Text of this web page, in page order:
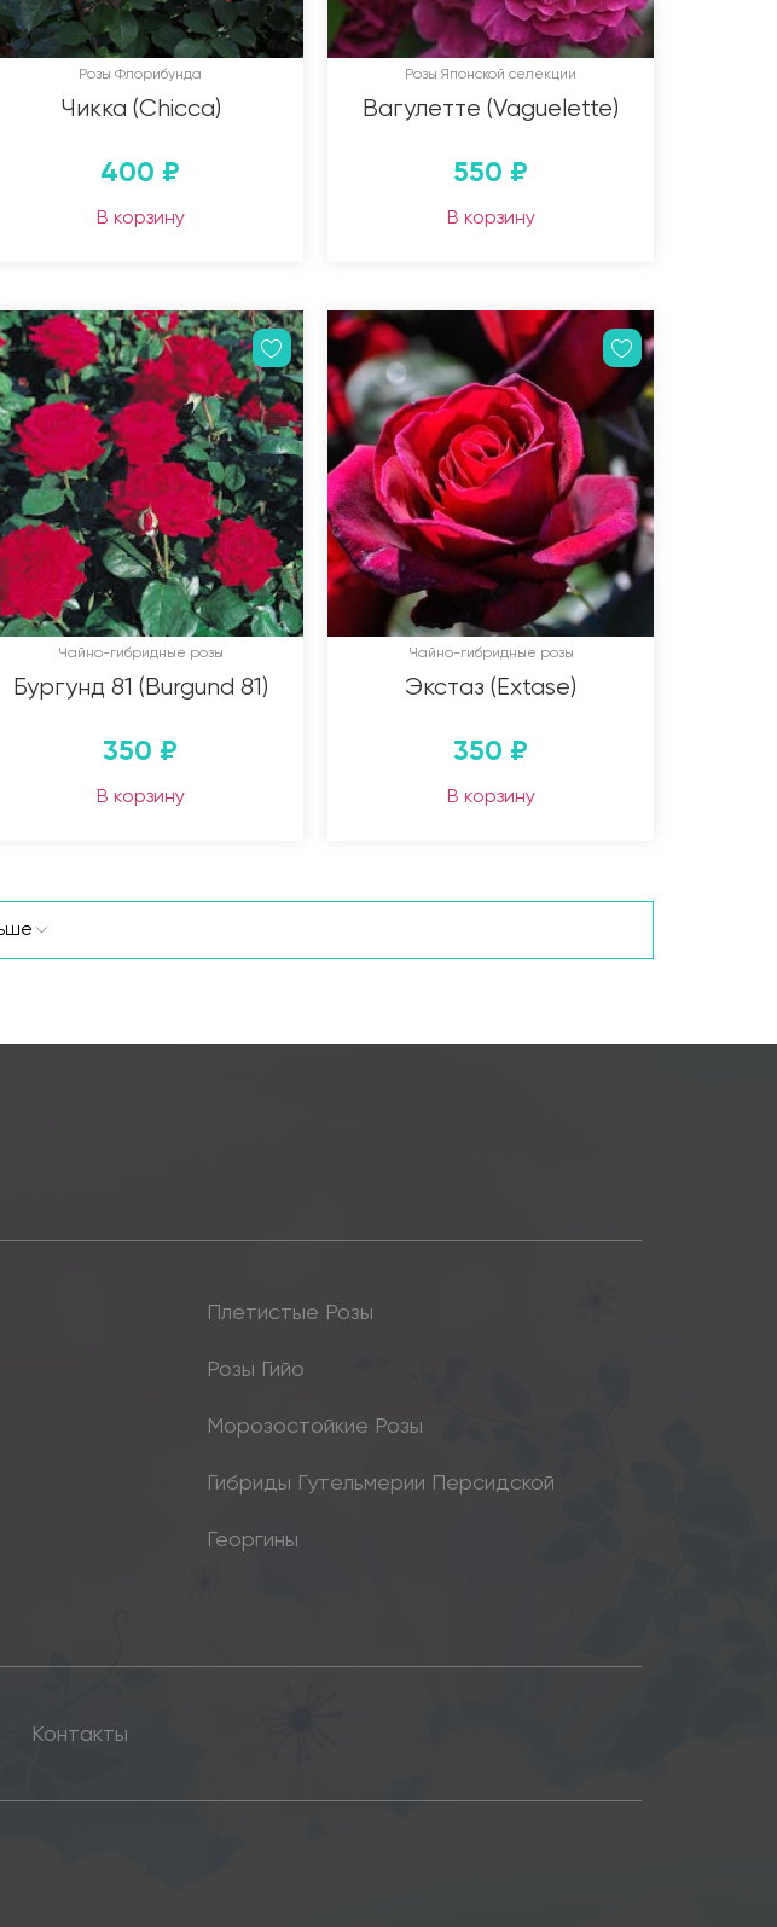
Розы Флорибунда
Чикка (Chicca)
400 ₽
В корзину
Розы Японской селекции
Вагулетте (Vaguelette)
550 ₽
В корзину
Чайно-гибридные розы
Бургунд 81 (Burgund 81)
350 ₽
В корзину
Чайно-гибридные розы
Экстаз (Extase)
350 ₽
В корзину
Плетистые Розы
Розы Гийо
Морозостойкие Розы
Гибриды Гутельмерии Персидской
Георгины
Контакты